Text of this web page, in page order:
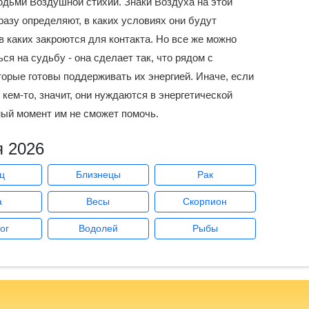
определяют, в каких условиях они будут
каких закроются для контакта. Но все же можно
на судьбу - она сделает так, что рядом с
готовы поддерживать их энергией. Иначе, если
то, значит, они нуждаются в энергетической
момент им не сможет помочь.
2026
Близнецы Рак
Весы Скорпион
Водолей Рыбы